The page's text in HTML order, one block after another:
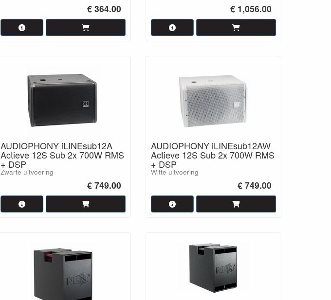
€ 364.00 € 1,056.00
AUDIOPHONY iLINEsub12A
Actieve 12S Sub 2x 700W RMS
+ DSP
Zwarte uitvoering
€ 749.00
AUDIOPHONY iLINEsub12AW
Actieve 12S Sub 2x 700W RMS
+ DSP
Witte uitvoering
€ 749.00